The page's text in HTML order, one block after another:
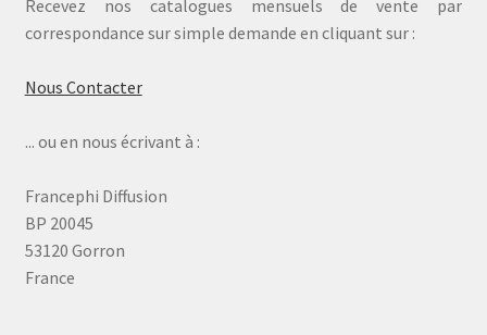
Recevez nos catalogues mensuels de vente par
correspondance sur simple demande en cliquant sur :
Nous Contacter
... ou en nous écrivant à :
Francephi Diffusion
BP 20045
53120 Gorron
France